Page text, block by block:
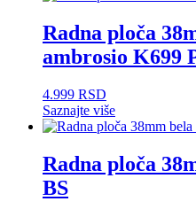
Radna ploča
ambrosio K699
4.999 RSD
Saznajte više
Radna ploča
BS